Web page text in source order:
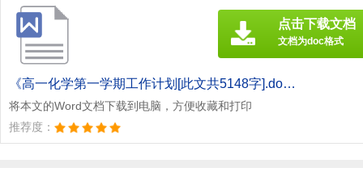
《高一化学第一学期工作计划[此文共5148字].doc》
将本文的Word文档下载到电脑，方便收藏和打印
推荐度：
点击下载文档
文档为doc格式